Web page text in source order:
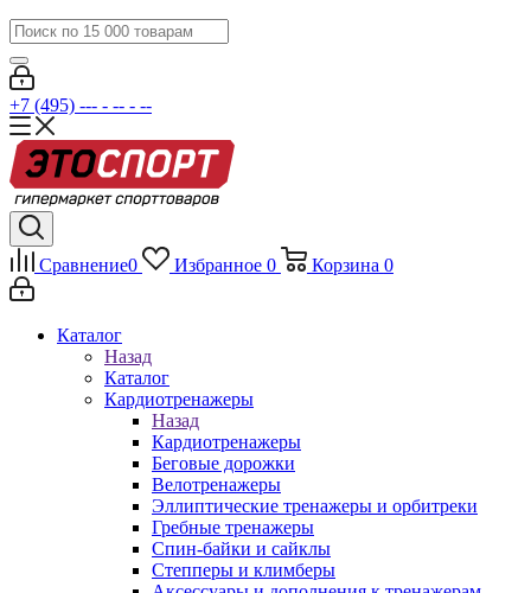
+7 (495) --- - -- - --
Сравнение0 Избранное 0 Корзина 0
Каталог
Назад
Каталог
Кардиотренажеры
Назад
Кардиотренажеры
Беговые дорожки
Велотренажеры
Эллиптические тренажеры и орбитреки
Гребные тренажеры
Спин-байки и сайклы
Степперы и климберы